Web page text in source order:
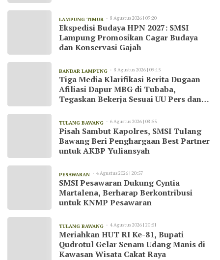
LAMPUNG TIMUR 8 Agustus 2026 | 09:20
Ekspedisi Budaya HPN 2027: SMSI
Lampung Promosikan Cagar Budaya
dan Konservasi Gajah
BANDAR LAMPUNG 8 Agustus 2026 | 09:15
Tiga Media Klarifikasi Berita Dugaan
Afiliasi Dapur MBG di Tubaba,
Tegaskan Bekerja Sesuai UU Pers dan
TULANG BAWANG 6 Agustus 2026 | 08:55
Pisah Sambut Kapolres, SMSI Tulang
Bawang Beri Penghargaan Best Partner
untuk AKBP Yuliansyah
PESAWARAN 4 Agustus 2026 | 20:57
SMSI Pesawaran Dukung Cyntia
Martalena, Berharap Berkontribusi
untuk KNMP Pesawaran
TULANG BAWANG 4 Agustus 2026 | 20:51
Meriahkan HUT RI Ke-81, Bupati
Qudrotul Gelar Senam Udang Manis di
Kawasan Wisata Cakat Raya